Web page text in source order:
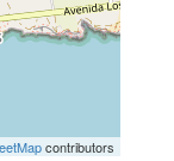
contributors